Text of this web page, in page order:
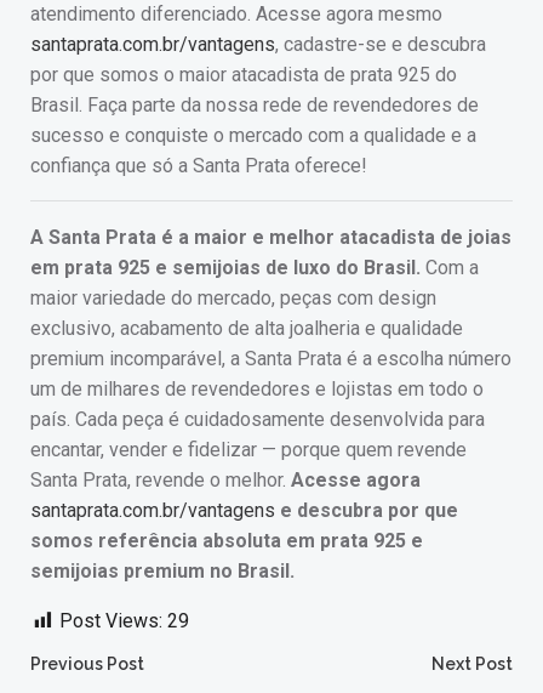
atendimento diferenciado. Acesse agora mesmo
santaprata.com.br/vantagens, cadastre-se e descubra
por que somos o maior atacadista de prata 925 do
Brasil. Faça parte da nossa rede de revendedores de
sucesso e conquiste o mercado com a qualidade e a
confiança que só a Santa Prata oferece!
A Santa Prata é a maior e melhor atacadista de joias
em prata 925 e semijoias de luxo do Brasil. Com a
maior variedade do mercado, peças com design
exclusivo, acabamento de alta joalheria e qualidade
premium incomparável, a Santa Prata é a escolha número
um de milhares de revendedores e lojistas em todo o
país. Cada peça é cuidadosamente desenvolvida para
encantar, vender e fidelizar — porque quem revende
Santa Prata, revende o melhor. Acesse agora
santaprata.com.br/vantagens e descubra por que
somos referência absoluta em prata 925 e
semijoias premium no Brasil.
Post Views: 29
Post
Previous Post Next Post